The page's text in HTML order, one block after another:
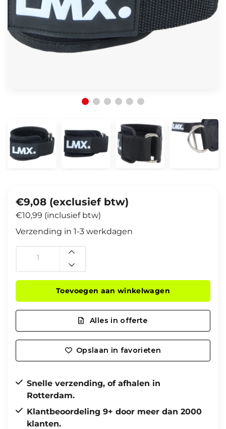
€9,08 (exclusief btw)
€10,99 (inclusief btw)
Verzending in 1-3 werkdagen
Toevoegen aan winkelwagen
Alles in offerte
Opslaan in favorieten
Snelle verzending, of afhalen in
Rotterdam.
Klantbeoordeling 9+ door meer dan 2000
klanten.